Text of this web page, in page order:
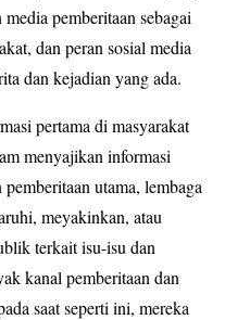
pemberitaan sebagai
dan peran sosial media
dan kejadian yang ada.
pertama di masyarakat
menyajikan informasi
utama, lembaga
meyakinkan, atau
terkait isu-isu dan
kanal pemberitaan dan
saat seperti ini, mereka